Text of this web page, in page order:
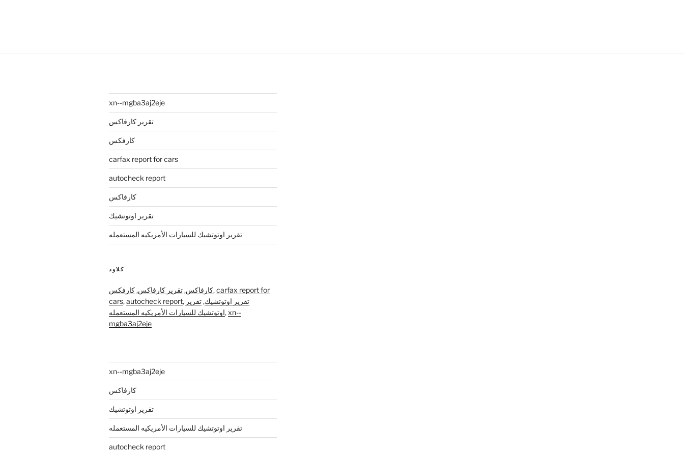
xn--mgba3aj2eje
تقرير كارفاكس
كارفكس
carfax report for cars
autocheck report
كارفاكس
تقرير اوتوتشيك
تقرير اوتوتشيك للسيارات الأمريكيه المستعمله
كلاود
كارفاكس,تقرير كارفاكس,كارفكس ,carfax report for
cars,autocheck report, تقرير اوتوتشيك,تقرير
اوتوتشيك للسيارات الأمريكيه المستعمله,xn--
mgba3aj2eje
xn--mgba3aj2eje
كارفاكس
تقرير اوتوتشيك
تقرير اوتوتشيك للسيارات الأمريكيه المستعمله
autocheck report